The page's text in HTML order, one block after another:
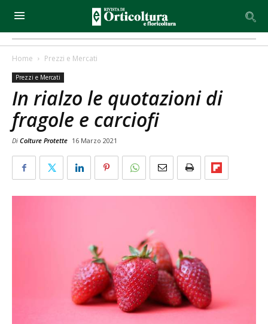
Home Prezzi e Mercati
Prezzi e Mercati
In rialzo le quotazioni di
fragole e carciofi
Di Colture Protette 16 Marzo 2021